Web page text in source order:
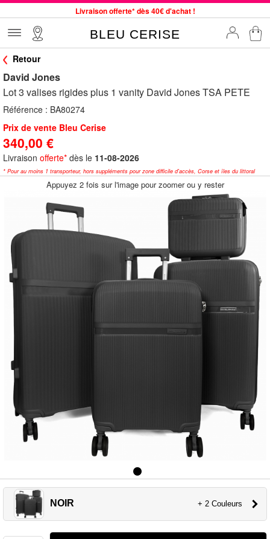
Livraison offerte* dès 40€ d'achat !
Commande avant 12h expédiée le jour même, du lundi au vendredi
Jusqu'à -75% sur le site du 29/07 au 27/08
Samsonite, Delsey, American Tourister, Little Marcel à Prix Bas
BLEU CERISE
Retour
David Jones
Lot 3 valises rigides plus 1 vanity David Jones TSA PETE
Référence : BA80274
Prix de vente Bleu Cerise
340,00 €
Livraison offerte* dès le 11-08-2026
* Pour au moins 1 transporteur, hors suppléments pour zone difficile d'accès, Corse et îles du littoral
Appuyez 2 fois sur l'image pour zoomer ou y rester
NOIR + 2 Couleurs